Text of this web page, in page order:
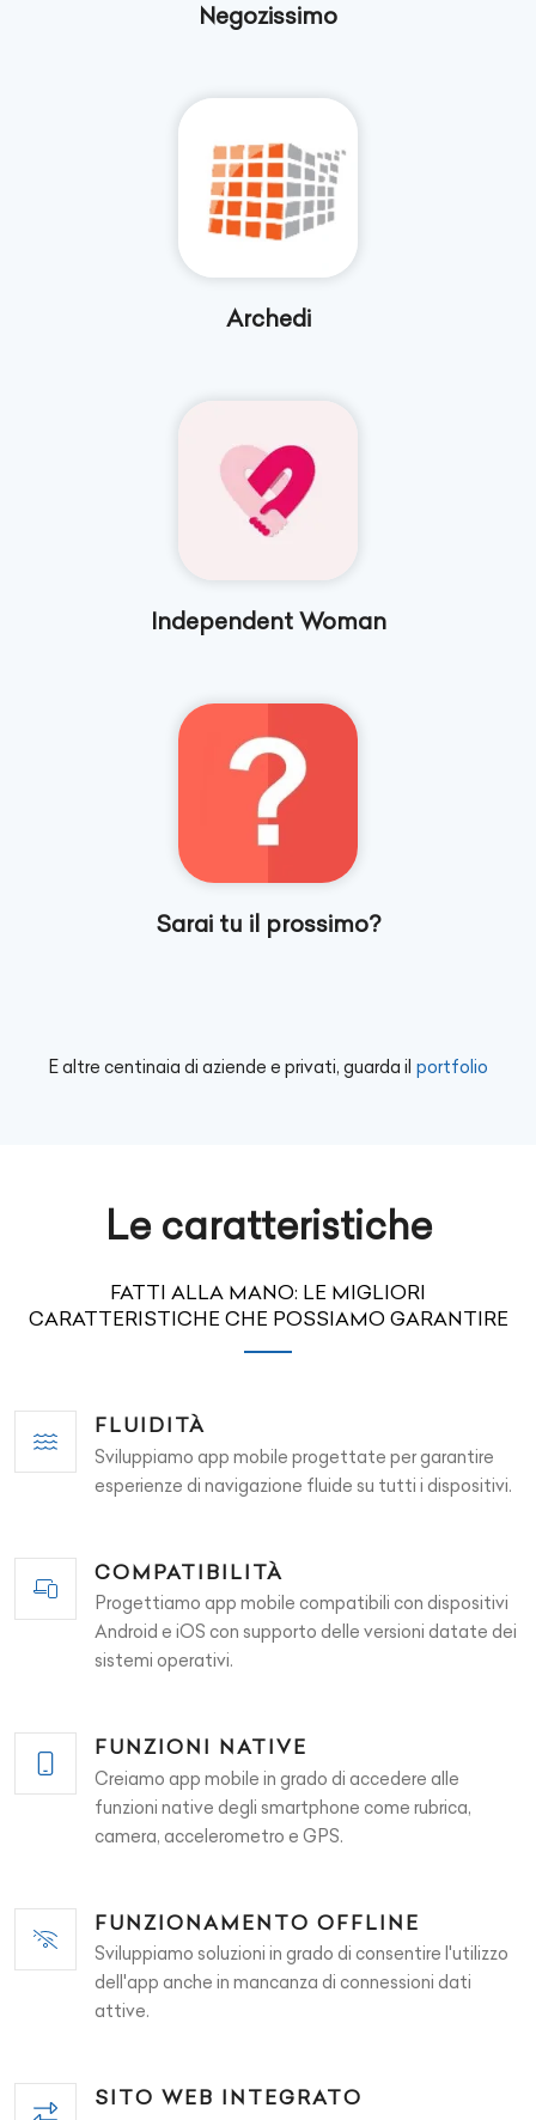
Negozissimo
Archedi
Independent Woman
Sarai tu il prossimo?
E altre centinaia di aziende e privati, guarda il portfolio
Le caratteristiche
FATTI ALLA MANO: LE MIGLIORI
CARATTERISTICHE CHE POSSIAMO GARANTIRE
FLUIDITÀ
Sviluppiamo app mobile progettate per garantire
esperienze di navigazione fluide su tutti i dispositivi.
COMPATIBILITÀ
Progettiamo app mobile compatibili con dispositivi
Android e iOS con supporto delle versioni datate dei
sistemi operativi.
FUNZIONI NATIVE
Creiamo app mobile in grado di accedere alle
funzioni native degli smartphone come rubrica,
camera, accelerometro e GPS.
FUNZIONAMENTO OFFLINE
Sviluppiamo soluzioni in grado di consentire l'utilizzo
dell'app anche in mancanza di connessioni dati
attive.
SITO WEB INTEGRATO